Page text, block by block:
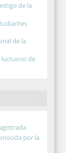
de la
de la
luctuoso de
por la